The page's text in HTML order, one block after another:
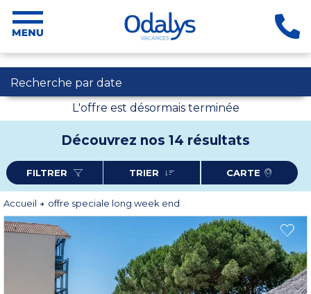
Recherche par date
L'offre est désormais terminée
Découvrez nos 14 résultats
FILTRER TRIER CARTE
Accueil offre speciale long week end